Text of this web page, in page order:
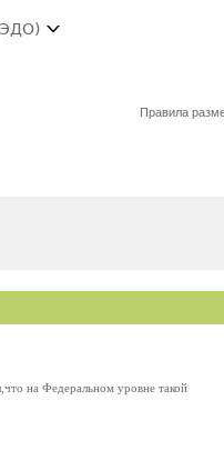
Правила
на Федеральном уровне такой